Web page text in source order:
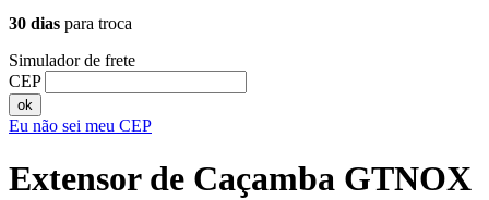
30 dias para troca
Simulador de frete
CEP
ok
Eu não sei meu CEP
Extensor de Caçamba GTNOX